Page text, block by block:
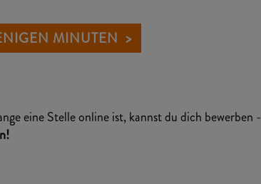
MINUTEN >
eine Stelle online ist, kannst du dich bewerben -